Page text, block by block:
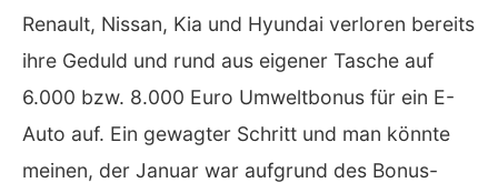
Renault, Nissan, Kia und Hyundai verloren bereits
ihre Geduld und rund aus eigener Tasche auf
6.000 bzw. 8.000 Euro Umweltbonus für ein E-
Auto auf. Ein gewagter Schritt und man könnte
meinen, der Januar war aufgrund des Bonus-